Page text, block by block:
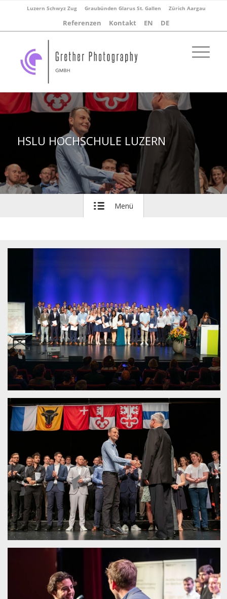
Luzern Schwyz Zug Graubünden Glarus St. Gallen Zürich Aargau
Referenzen Kontakt EN DE
HSLU HOCHSCHULE LUZERN
Menü